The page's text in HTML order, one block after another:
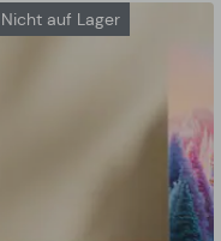
Nicht auf Lager